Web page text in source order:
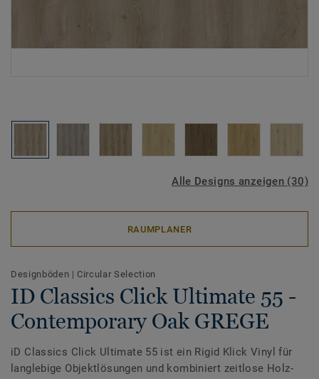
Alle Designs anzeigen (30)
RAUMPLANER
Designböden | Circular Selection
ID Classics Click Ultimate 55 -
Contemporary Oak GREGE
iD Classics Click Ultimate 55 ist ein Rigid Klick Vinyl für
langlebige Objektlösungen und kombiniert zeitlose Holz-